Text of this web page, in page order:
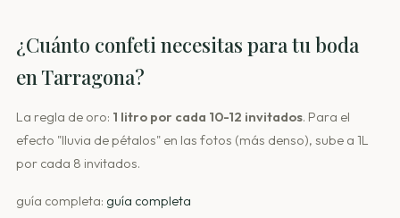
¿Cuánto confeti necesitas para tu boda
en Tarragona?
La regla de oro: 1 litro por cada 10-12 invitados. Para el
efecto "lluvia de pétalos" en las fotos (más denso), sube a 1L
por cada 8 invitados.
guía completa: guía completa